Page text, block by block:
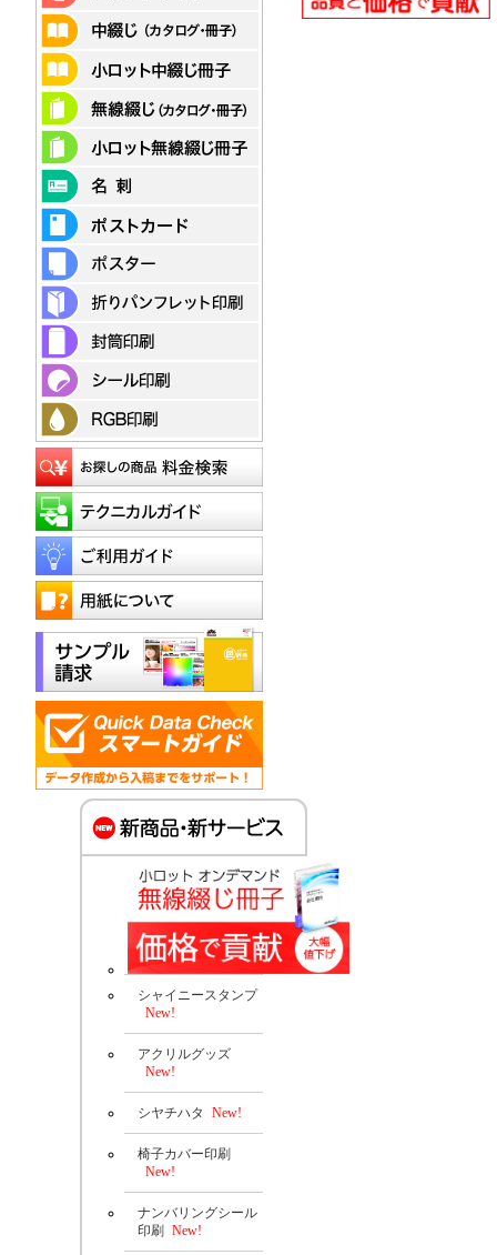
シャイニースタンプ
New!
アクリルグッズ
New!
シヤチハタ New!
椅子カバー印刷
New!
ナンバリングシール
印刷
New!